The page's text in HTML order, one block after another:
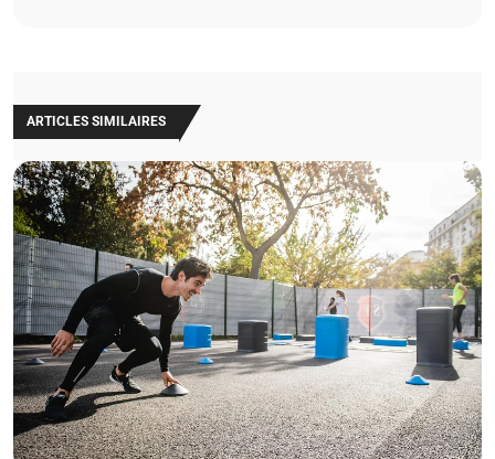
ARTICLES SIMILAIRES